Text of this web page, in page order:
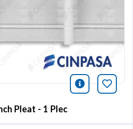
icono
Pleat - 1 Plec